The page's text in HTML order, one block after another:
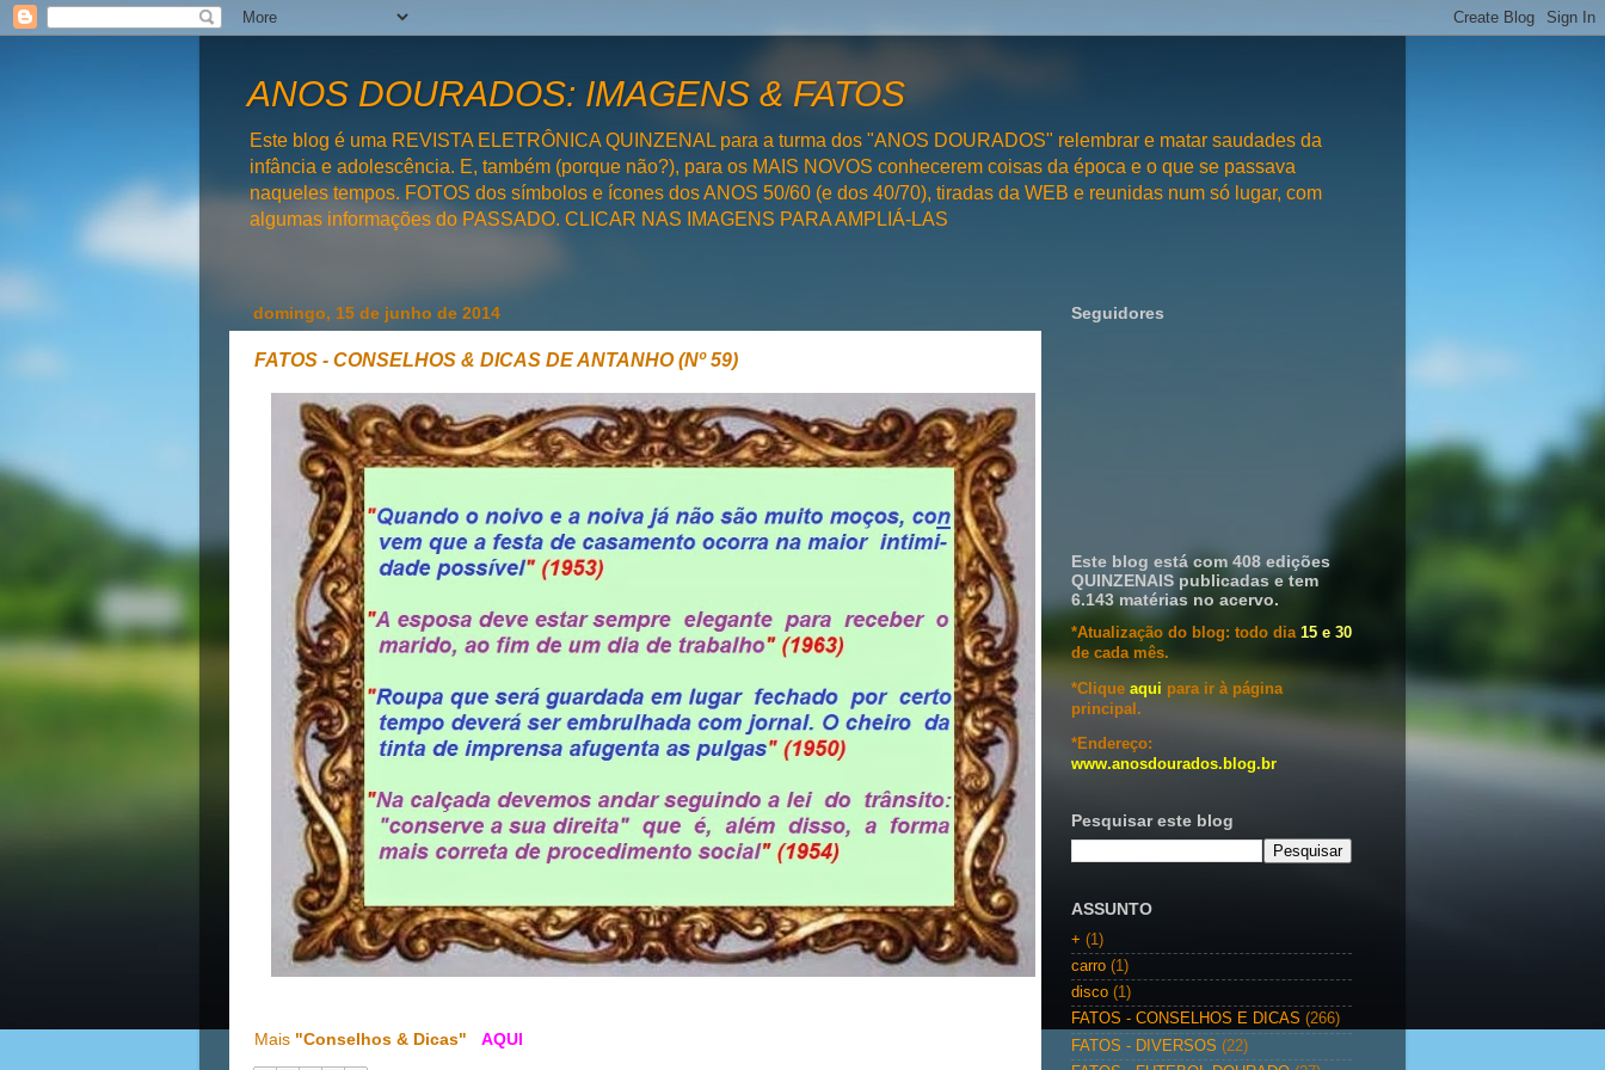
ANOS DOURADOS: IMAGENS & FATOS
Este blog é uma REVISTA ELETRÔNICA QUINZENAL para a turma dos "ANOS DOURADOS" relembrar e matar saudades da
infância e adolescência. E, também (porque não?), para os MAIS NOVOS conhecerem coisas da época e o que se passava
naqueles tempos. FOTOS dos símbolos e ícones dos ANOS 50/60 (e dos 40/70), tiradas da WEB e reunidas num só lugar, com
algumas informações do PASSADO. CLICAR NAS IMAGENS PARA AMPLIÁ-LAS
domingo, 15 de junho de 2014
FATOS - CONSELHOS & DICAS DE ANTANHO (Nº 59)
Mais "Conselhos & Dicas" AQUI
Seguidores
Este blog está com 408 edições
QUINZENAIS publicadas e tem
6.143 matérias no acervo.
*Atualização do blog: todo dia 15 e 30
de cada mês.
*Clique aqui para ir à página
principal.
*Endereço:
www.anosdourados.blog.br
Pesquisar este blog
ASSUNTO
+ (1)
carro (1)
disco (1)
FATOS - CONSELHOS E DICAS (266)
FATOS - DIVERSOS (22)